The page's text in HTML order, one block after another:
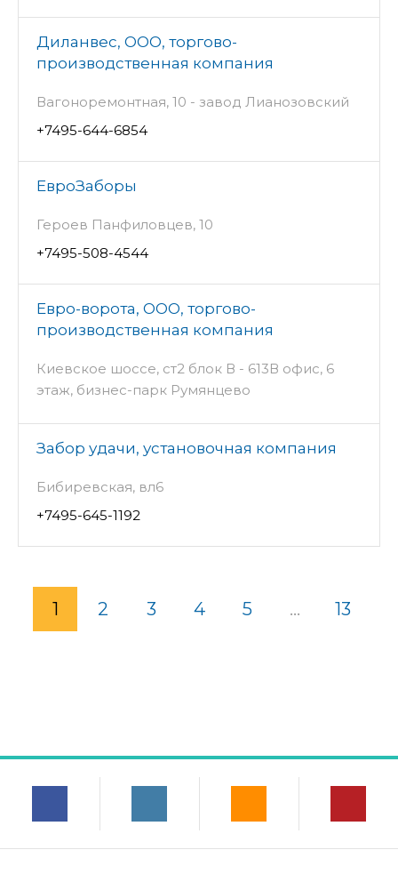
Диланвес, ООО, торгово-
производственная компания
Вагоноремонтная, 10 - завод Лианозовский
+7495-644-6854
ЕвроЗаборы
Героев Панфиловцев, 10
+7495-508-4544
Евро-ворота, ООО, торгово-
производственная компания
Киевское шоссе, ст2 блок В - 613В офис, 6
этаж, бизнес-парк Румянцево
Забор удачи, установочная компания
Бибиревская, вл6
+7495-645-1192
1 2 3 4 5 ... 13